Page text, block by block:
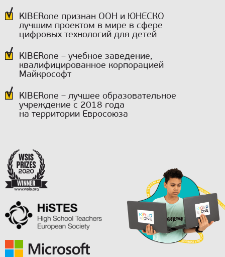
KIBERone признан ООН и ЮНЕСКО
лучшим проектом в мире в сфере
цифровых технологий для детей
KIBERone – учебное заведение,
квалифицированное корпорацией
Майкрософт
KIBERone – лучшее образовательное
учреждение с 2018 года
на территории Евросоюза